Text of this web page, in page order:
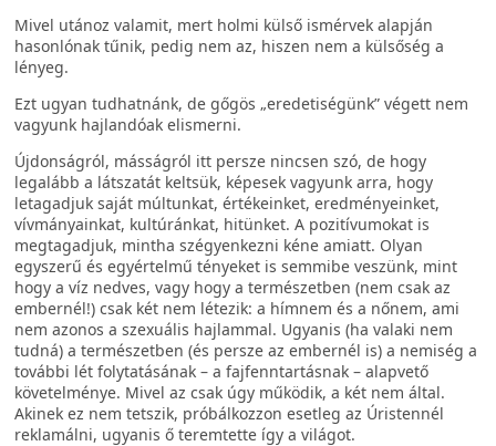
Mivel utánoz valamit, mert holmi külső ismérvek alapján
hasonlónak tűnik, pedig nem az, hiszen nem a külsőség a
lényeg.
Ezt ugyan tudhatnánk, de gőgös „eredetiségünk” végett nem
vagyunk hajlandóak elismerni.
Újdonságról, másságról itt persze nincsen szó, de hogy
legalább a látszatát keltsük, képesek vagyunk arra, hogy
letagadjuk saját múltunkat, értékeinket, eredményeinket,
vívmányainkat, kultúránkat, hitünket. A pozitívumokat is
megtagadjuk, mintha szégyenkezni kéne amiatt. Olyan
egyszerű és egyértelmű tényeket is semmibe veszünk, mint
hogy a víz nedves, vagy hogy a természetben (nem csak az
embernél!) csak két nem létezik: a hímnem és a nőnem, ami
nem azonos a szexuális hajlammal. Ugyanis (ha valaki nem
tudná) a természetben (és persze az embernél is) a nemiség a
további lét folytatásának – a fajfenntartásnak – alapvető
követelménye. Mivel az csak úgy működik, a két nem által.
Akinek ez nem tetszik, próbálkozzon esetleg az Úristennél
reklamálni, ugyanis ő teremtette így a világot.